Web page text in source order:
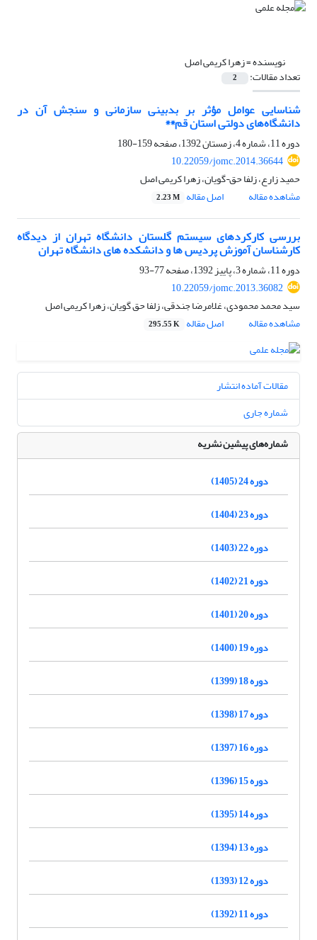
نویسنده =زهرا کریمی اصل
تعداد مقالات: 2
شناسایی عوامل مؤثر بر بدبینی سازمانی و سنجش آن در
دانشگاه‌های دولتی استان قم**
دوره 11، شماره 4، زمستان 1392، صفحه
159-180
10.22059/jomc.2014.36644
حمید زارع، زلفا حق¬گویان، زهرا کریمی اصل
مشاهده مقاله
اصل مقاله 2.23 M
بررسی کارکردهای سیستم گلستان دانشگاه تهران از دیدگاه
کارشناسان آموزش پردیس ها و دانشکده های دانشگاه تهران
دوره 11، شماره 3، پاییز 1392، صفحه
77-93
10.22059/jomc.2013.36082
سید محمد محمودی، غلامرضا جندقی، زلفا حق گویان، زهرا کریمی اصل
مشاهده مقاله
اصل مقاله 295.55 K
مقالات آماده انتشار
شماره جاری
شماره‌های پیشین نشریه
دوره 24 (1405)
دوره 23 (1404)
دوره 22 (1403)
دوره 21 (1402)
دوره 20 (1401)
دوره 19 (1400)
دوره 18 (1399)
دوره 17 (1398)
دوره 16 (1397)
دوره 15 (1396)
دوره 14 (1395)
دوره 13 (1394)
دوره 12 (1393)
دوره 11 (1392)